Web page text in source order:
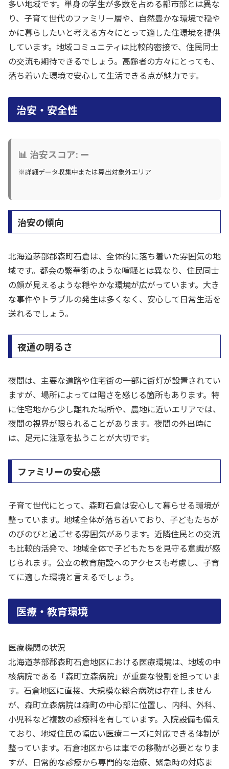
多い地域です。単身の学生が多数を占める都市部とは異な
り、子育て世代のファミリー層や、自然豊かな環境で穏や
かに暮らしたいと考える方々にとって適した住環境を提供
しています。地域コミュニティは比較的密接で、住民同士
の交流も期待できるでしょう。高齢者の方々にとっても、
落ち着いた環境で安心して生活できる点が魅力です。
治安・安全性
📊 治安スコア: ー
※詳細データ収集中または算出対象外エリア
治安の傾向
北海道茅部郡森町石倉は、全体的に落ち着いた雰囲気の地
域です。都会の繁華街のような喧騒とは異なり、住民同士
の顔が見えるような穏やかな環境が広がっています。大き
な事件やトラブルの発生は多くなく、安心して日常生活を
送れるでしょう。
夜道の明るさ
夜間は、主要な道路や住宅街の一部に街灯が設置されてい
ますが、場所によっては暗さを感じる箇所もあります。特
に住宅地から少し離れた場所や、農地に近いエリアでは、
夜間の視界が限られることがあります。夜間の外出時に
は、足元に注意を払うことが大切です。
ファミリーの安心感
子育て世代にとって、森町石倉は安心して暮らせる環境が
整っています。地域全体が落ち着いており、子どもたちが
のびのびと過ごせる雰囲気があります。近隣住民との交流
も比較的活発で、地域全体で子どもたちを見守る意識が感
じられます。公立の教育施設へのアクセスも考慮し、子育
てに適した環境と言えるでしょう。
医療・教育環境
医療機関の状況
北海道茅部郡森町石倉地区における医療環境は、地域の中
核病院である「森町立森病院」が重要な役割を担っていま
す。石倉地区に直接、大規模な総合病院は存在しません
が、森町立森病院は森町の中心部に位置し、内科、外科、
小児科など複数の診療科を有しています。入院設備も備え
ており、地域住民の幅広い医療ニーズに対応できる体制が
整っています。石倉地区からは車での移動が必要となりま
すが、日常的な診療から専門的な治療、緊急時の対応ま